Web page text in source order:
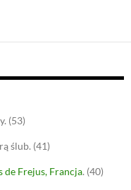
(53)
ślub. (41)
de Frejus, Francja. (40)